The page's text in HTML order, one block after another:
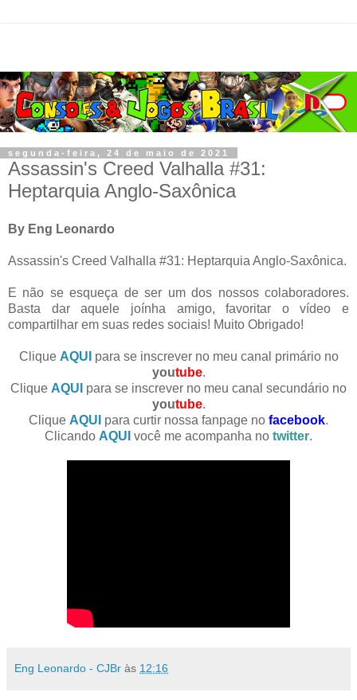
segunda-feira, 24 de maio de 2021
Assassin's Creed Valhalla #31:
Heptarquia Anglo-Saxônica
By Eng Leonardo
Assassin's Creed Valhalla #31: Heptarquia Anglo-Saxônica.
E não se esqueça de ser um dos nossos colaboradores.
Basta dar aquele joínha amigo, favoritar o vídeo e
compartilhar em suas redes sociais! Muito Obrigado!
Clique AQUI para se inscrever no meu canal primário no
youtube.
Clique AQUI para se inscrever no meu canal secundário no
youtube.
Clique AQUI para curtir nossa fanpage no facebook.
Clicando AQUI você me acompanha no twitter.
Eng Leonardo - CJBr às 12:16